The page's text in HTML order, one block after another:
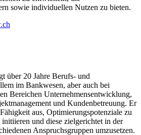
sowie individuellen Nutzen zu bieten.
über 20 Jahre Berufs- und
im Bankwesen, aber auch bei
Bereichen Unternehmensentwicklung,
und Kundenbetreuung. Er
aus, Optimierungspotenziale zu
und diese zielgerichtet in der
Anspruchsgruppen umzusetzen.